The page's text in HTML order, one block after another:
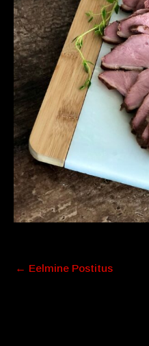
← Eelmine Postitus